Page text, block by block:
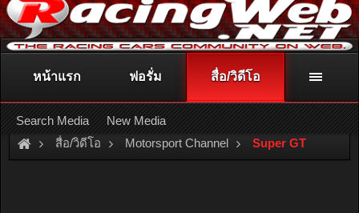
ติดต่อลงโฆษณา racingweb@gmail.comหรือโทร. 081-811-1138
หรืออ่านรายละเอียดเพิ่มเติม คลิกที่นี่
สื่อ/วิดีโอ Motorsport Channel Super GT
หน้าแรก ฟอรั่ม สื่อ/วิดีโอ
Search Media New Media